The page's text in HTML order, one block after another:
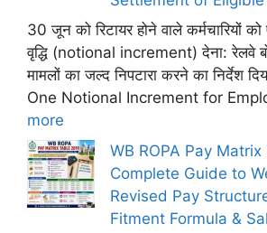
30 जून को रिटायर होने वाले कर्मचारियों
वृद्धि (notional increment) देना: रेलवे
मामलों का जल्द निपटारा करने का निर्देश
One Notional Increment for
more
WB ROPA Pay Matrix
Complete Guide to
Revised Pay
Fitment Formula &